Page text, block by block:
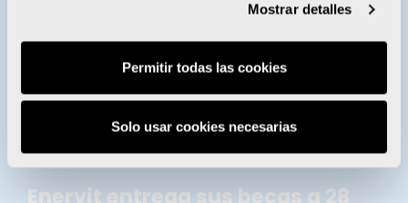
Mostrar detalles
Permitir todas las cookies
Solo usar cookies necesarias
Enervit entrega sus becas a 28